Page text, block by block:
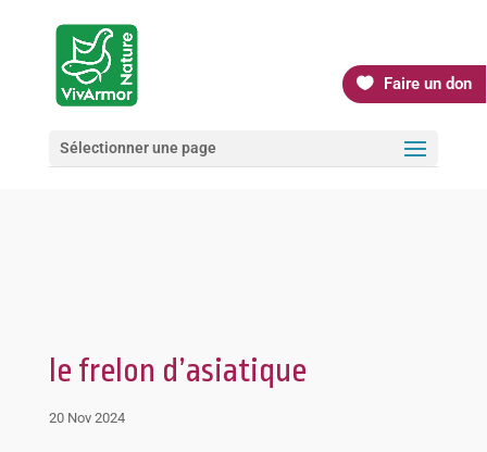
Faire un don
Sélectionner une page
le frelon d’asiatique
20 Nov 2024